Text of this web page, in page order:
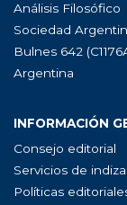
Análisis Filosófico
Sociedad
Bulnes 642
Argentina
INFORMACIÓN
Consejo editorial
Servicios de
Políticas